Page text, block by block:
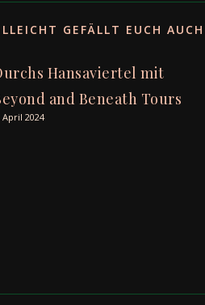
GEFÄLLT EUCH
Hansaviertel mit
and Beneath Tours
April 2024